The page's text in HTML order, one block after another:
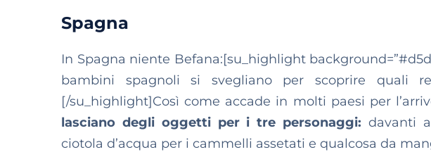
Spagna
In Spagna niente Befana:[su_highlight
bambini spagnoli si svegliano per scoprire quali
[/su_highlight]Così come accade in molti paesi per
lasciano degli oggetti per i tre personaggi: davanti
ciotola d’acqua per i cammelli assetati e qualcosa da